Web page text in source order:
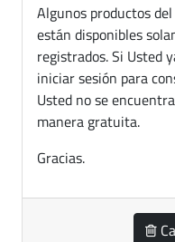
Algunos productos del
están disponibles
registrados. Si Usted
iniciar sesión para
Usted no se
manera gratuita.
Gracias.